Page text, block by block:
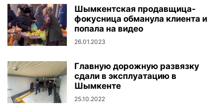
Шымкентская продавщица-
фокусница обманула клиента и
попала на видео
26.01.2023
Главную дорожную развязку
сдали в эксплуатацию в
Шымкенте
25.10.2022